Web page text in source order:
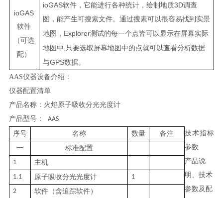
ioGAS
软件
（可选
配）
ioGAS软件，它能进行各种统计，绘制地质3D调查
图，能产生可搜索文件。通过搜素可以很容易找到实景
地图， Explorer测试的每一个点皆可以显示在屏幕实际
地图中 只要选取屏幕地图中的点就可以查看分析数据
与GPS数据。
AAS仪器设备介绍 ：
仪器配置清单
产品名称：火焰原子吸收分光光度计
产品型号：
AAS
序号
名称 数量
备注
一
标准配置
1
主机
1.1
原子吸收分光光度计
1
2
软件（含追踪软件）
技术指标
参数
产品说
明、技术
参数及配